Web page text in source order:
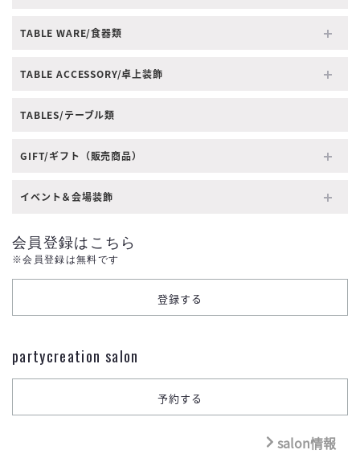
TABLE WARE/食器類
TABLE ACCESSORY/卓上装飾
TABLES/テーブル類
GIFT/ギフト（販売商品）
イベント＆会場装飾
会員登録はこちら
※会員登録は無料です
partycreation salon
salon情報